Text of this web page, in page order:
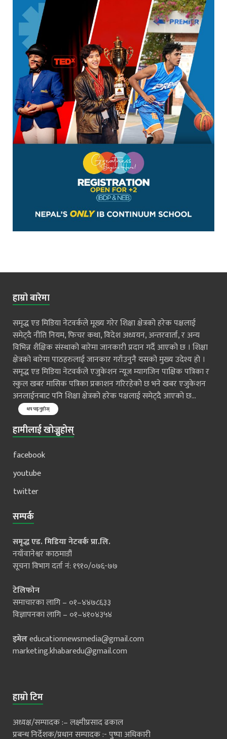
हाम्रो बारेमा
समृद्ध एड मिडिया नेटवर्कले मूख्य गरेर शिक्षा क्षेत्रको हरेक पक्षलाई
समेट्दै नीति नियम, फिचर कथा, विदेश अध्ययन, अन्तरवार्ता, र अन्य
विभिन्न शैक्षिक संस्थाको बारेमा जानकारी प्रदान गर्दै आएको छ । शिक्षा
क्षेत्रको बारेमा पाठहरुलाई जानकार गराँउनुनै यसको मुख्य उदेश्य हो ।
समृद्ध एड मिडिया नेटवर्कले एजुकेशन न्यूज म्यागजिन पाक्षिक पत्रिका र
स्कुल खबर मासिक पत्रिका प्रकाशन गरिरहेको छ भने खबर एजुकेशन
अनलाईनबाट पनि शिक्षा क्षेत्रको हरेक पक्षलाई समेट्दै आएको छ...
थप पढ्नुहोस्
हामीलाई खोज्नुहोस्
facebook
youtube
twitter
सम्पर्क
समृद्ध एड. मिडिया नेटवर्क प्रा.लि.
नयाँवानेश्वर काठमाडौं
सूचना विभाग दर्ता नं: १९१०/०७६-७७
टेलिफोन
समाचारका लागि – ०१–४४७८६३३
विज्ञापनका लागि – ०१–४१०४३५४
इमेलeducationnewsmedia@gmail.com
marketing.khabaredu@gmail.com
हाम्रो टिम
अध्यक्ष/सम्पादक :– लक्ष्मीप्रसाद ढकाल
प्रबन्ध निर्देशक/प्रधान सम्पादक :- पुष्पा अधिकारी